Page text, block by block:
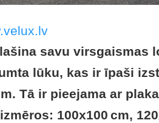
savu virsgaismas
lūku, kas ir īpaši
Tā ir pieejama ar
100x100 cm,